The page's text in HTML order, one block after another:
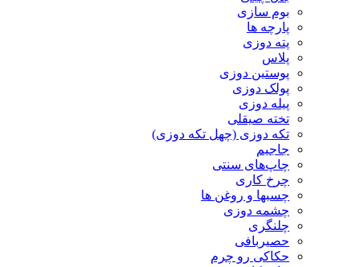
بوم سازی
پارچه ها
پته دوزی
پلاس
پوستین دوزی
پولک دوزی
پیله دوزی
تخته صیقلی
تکه دوزی (چهل تکه دوزی)
جاجیم
چاپ‌های سنتی
چرخ کاری
چسبها و روغن ها
چشمه دوزی
چلنگری
حصیربافی
حکاکی رو چرم